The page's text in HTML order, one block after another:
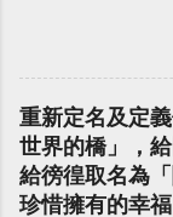
重新定名及定
世界的橋」，
給徬徨取名為
珍惜擁有的幸